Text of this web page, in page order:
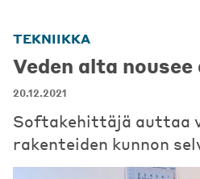
TEKNIIKKA
Veden alta
20.12.2021
Softakehittäjä auttaa
rakenteiden kunnon